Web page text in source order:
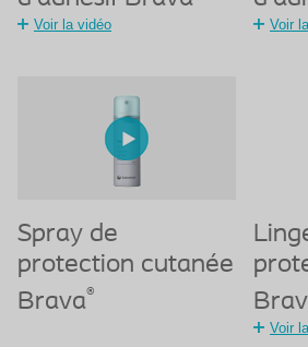
Voir la vidéo Voir
Spray de
protection cutanée
Brava®
Voir